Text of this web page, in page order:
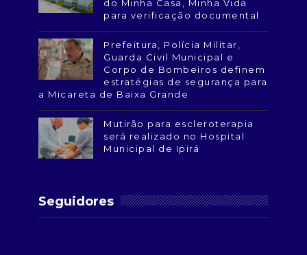
do Minha Casa, Minha Vida
para verificação documental
Prefeitura, Polícia Militar,
Guarda Civil Municipal e
Corpo de Bombeiros definem
estratégias de segurança para
a Micareta de Baixa Grande
Mutirão para escleroterapia
será realizado no Hospital
Municipal de Ipirá
Seguidores